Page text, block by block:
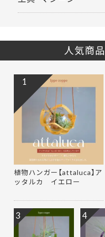
人気商
植物ハンガー【attaluca】ア
ッタルカ イエロー
1
3 4